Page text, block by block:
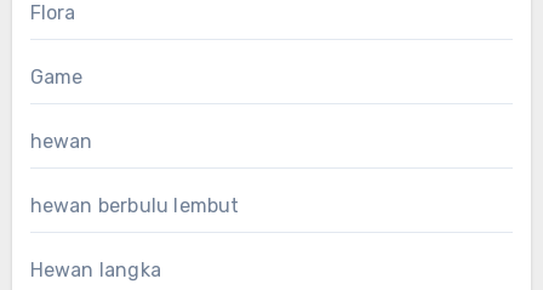
Flora
Game
hewan
hewan berbulu lembut
Hewan langka